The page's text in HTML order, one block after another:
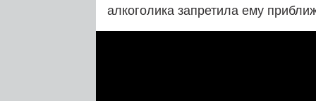
алкоголика запретила ему